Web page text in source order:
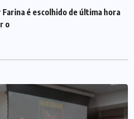
Farina é escolhido de última hora
o